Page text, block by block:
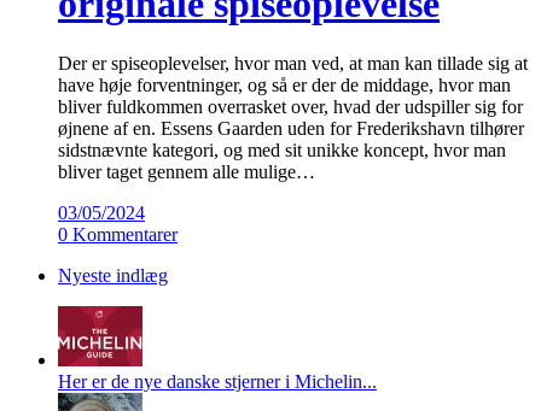
Der er spiseoplevelser, hvor man ved, at man kan tillade sig at
have høje forventninger, og så er der de middage, hvor man
bliver fuldkommen overrasket over, hvad der udspiller sig for
øjnene af en. Essens Gaarden uden for Frederikshavn tilhører
sidstnævnte kategori, og med sit unikke koncept, hvor man
bliver taget gennem alle mulige…
03/05/2024
0 Kommentarer
Nyeste indlæg
Her er de nye danske stjerner i Michelin...